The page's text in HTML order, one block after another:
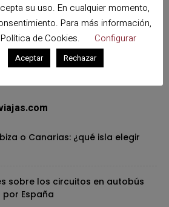
o Canarias: ¿qué isla elegir
sobre los circuitos en autobús
España
su uso. En cualquier momento,
Para más información,
Política de Cookies.
Configurar
Aceptar Rechazar